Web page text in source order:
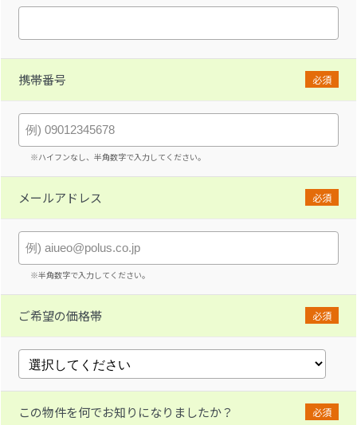
携帯番号 必須
※ハイフンなし、半角数字で入力してください。
メールアドレス 必須
※半角数字で入力してください。
ご希望の価格帯 必須
この物件を何でお知りになりましたか？ 必須